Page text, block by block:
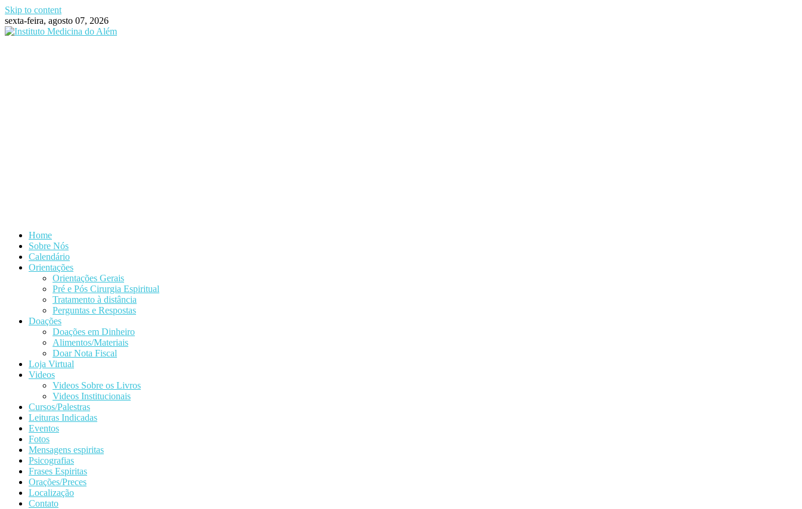
Skip to content
sexta-feira, agosto 07, 2026
Home
Sobre Nós
Calendário
Orientações
Orientações Gerais
Pré e Pós Cirurgia Espiritual
Tratamento à distância
Perguntas e Respostas
Doações
Doações em Dinheiro
Alimentos/Materiais
Doar Nota Fiscal
Loja Virtual
Videos
Videos Sobre os Livros
Videos Institucionais
Cursos/Palestras
Leituras Indicadas
Eventos
Fotos
Mensagens espiritas
Psicografias
Frases Espiritas
Orações/Preces
Localização
Contato